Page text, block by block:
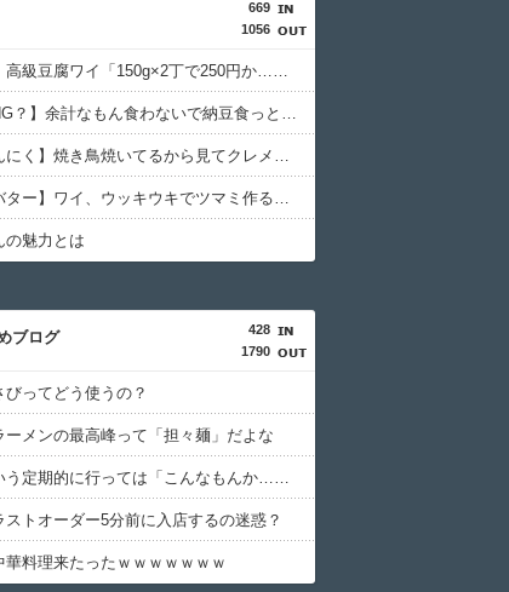
669
1056
【白バラ案件】高級豆腐ワイ「150g×2丁で250円か…高いけど美味そうだし一丁買ってみるか！」
【波乗り納豆NG？】余計なもん食わないで納豆食っときゃ間違いないことが判明した
【うなぎとにんにく】焼き鳥焼いてるから見てクレメンスｗｗｗ（画像あり）
【にんにく＆バター】ワイ、ウッキウキでツマミ作る（画像あり）
の魅力とは
428
1790
ブログ
びってどう使うの？
ーメンの最高峰って「担々麺」だよな
天下一品とかいう定期的に行っては「こんなもんか…」ってなるラーメン屋wwwwwww
ストオーダー5分前に入店するの迷惑？
華料理来たったｗｗｗｗｗｗｗ